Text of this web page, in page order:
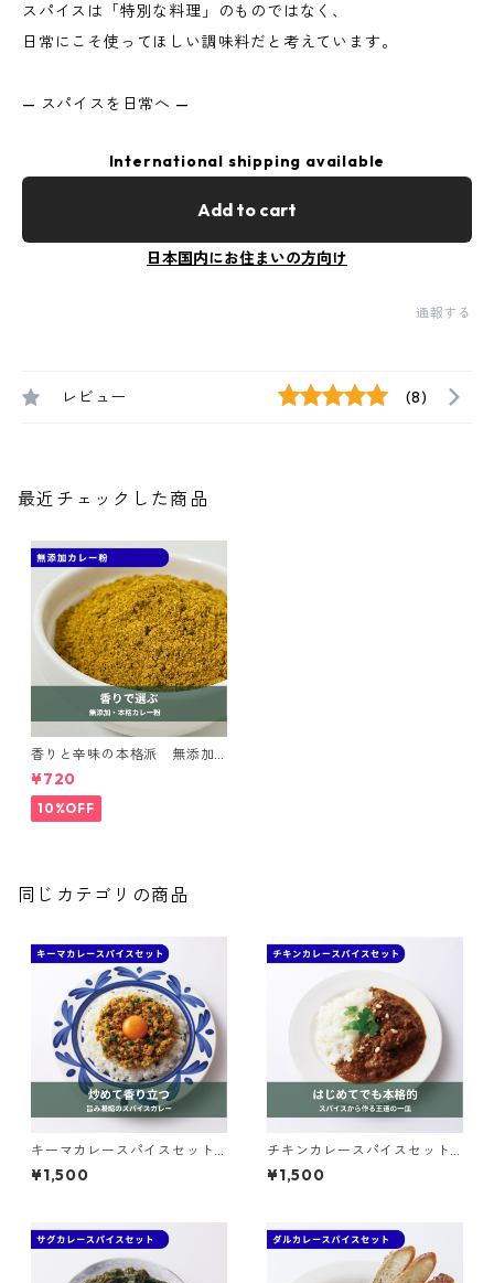
スパイスは「特別な料理」のものではなく、
日常にこそ使ってほしい調味料だと考えています。
— スパイスを日常へ —
International shipping available
Add to cart
日本国内にお住まいの方向け
通報する
レビュー (8)
最近チェックした商品
香りと辛味の本格派 無添加
カレー粉｜spice roomスパイ
スセット
¥720
10%OFF
同じカテゴリの商品
キーマカレースパイスセット
｜spice roomスパイスセット
¥1,500
チキンカレースパイスセット
｜spice roomスパイスセット
¥1,500